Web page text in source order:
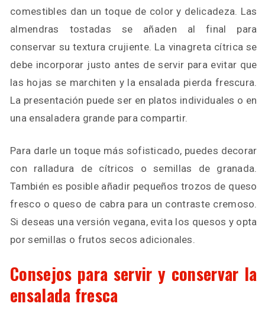
comestibles dan un toque de color y delicadeza. Las
almendras tostadas se añaden al final para
conservar su textura crujiente. La vinagreta cítrica se
debe incorporar justo antes de servir para evitar que
las hojas se marchiten y la ensalada pierda frescura.
La presentación puede ser en platos individuales o en
una ensaladera grande para compartir.
Para darle un toque más sofisticado, puedes decorar
con ralladura de cítricos o semillas de granada.
También es posible añadir pequeños trozos de queso
fresco o queso de cabra para un contraste cremoso.
Si deseas una versión vegana, evita los quesos y opta
por semillas o frutos secos adicionales.
Consejos para servir y conservar la
ensalada fresca